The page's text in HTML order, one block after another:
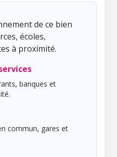
de ce bien
écoles,
à proximité.
banques et
commun, gares et